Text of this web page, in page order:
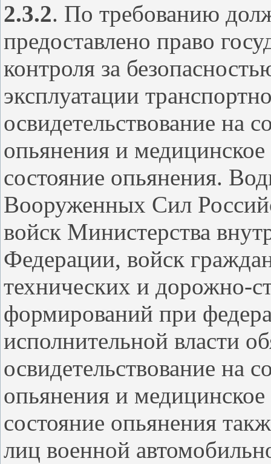
2.3.2. По требованию
предоставлено право
контроля за
эксплуатации
освидетельствование на
опьянения и медицинское
состояние опьянения.
Вооруженных Сил
войск Министерства
Федерации, войск
технических и дорожно-
формирований при
исполнительной власти
освидетельствование на
опьянения и медицинское
состояние опьянения
лиц военной